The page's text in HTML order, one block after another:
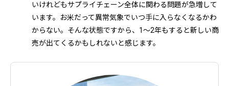
いけれどもサプライチェーン全体に関わる問題が急増して
います。お米だって異常気象でいつ手に入らなくなるかわ
からない。そんな状態ですから、1～2年もすると新しい商
売が出てくるかもしれないと感じます。